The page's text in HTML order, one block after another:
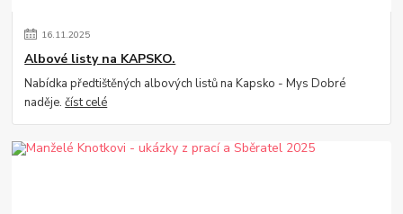
16.11.2025
Albové listy na KAPSKO.
Nabídka předtištěných albových listů na Kapsko - Mys Dobré
naděje.číst celé